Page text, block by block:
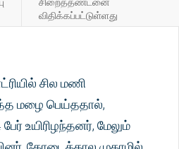
விதிக்கப்பட்டுள்ளது
சில மணி
மழை பெய்ததால்,
உயிரிழந்தனர், மேலும்